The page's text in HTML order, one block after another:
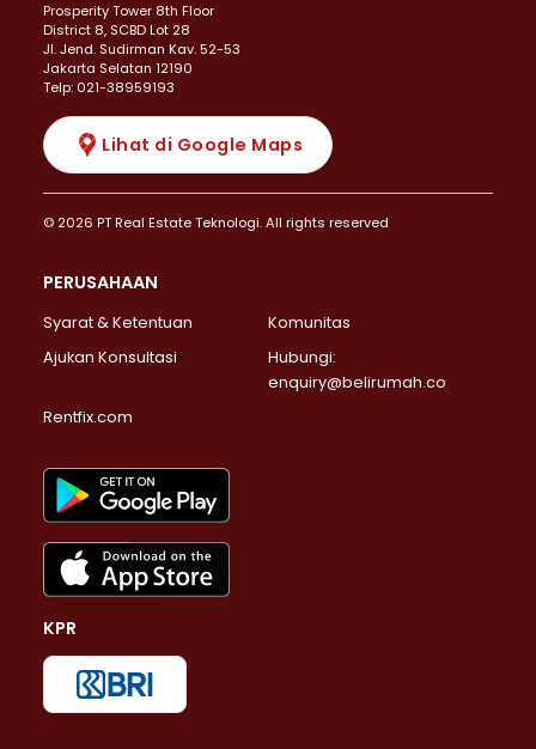
Prosperity Tower 8th Floor
District 8, SCBD Lot 28
JI. Jend. Sudirman Kav. 52-53
Jakarta Selatan 12190
Telp: 021-38959193
Lihat di Google Maps
© 2026 PT Real Estate Teknologi. All rights reserved
PERUSAHAAN
Syarat & Ketentuan
Komunitas
Ajukan Konsultasi
Hubungi:
enquiry@belirumah.co
Rentfix.com
KPR